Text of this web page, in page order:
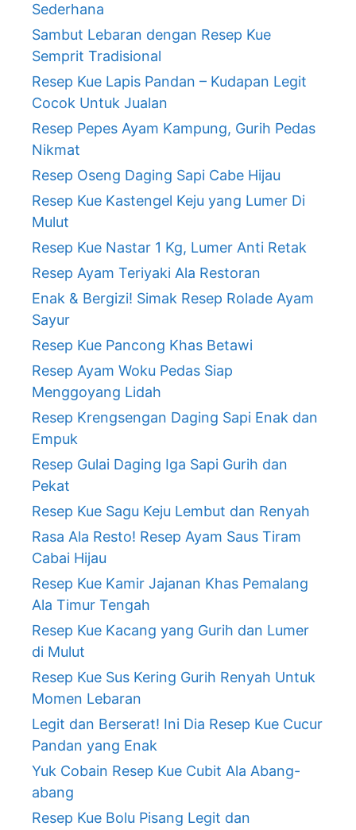
Sederhana
Sambut Lebaran dengan Resep Kue
Semprit Tradisional
Resep Kue Lapis Pandan – Kudapan Legit
Cocok Untuk Jualan
Resep Pepes Ayam Kampung, Gurih Pedas
Nikmat
Resep Oseng Daging Sapi Cabe Hijau
Resep Kue Kastengel Keju yang Lumer Di
Mulut
Resep Kue Nastar 1 Kg, Lumer Anti Retak
Resep Ayam Teriyaki Ala Restoran
Enak & Bergizi! Simak Resep Rolade Ayam
Sayur
Resep Kue Pancong Khas Betawi
Resep Ayam Woku Pedas Siap
Menggoyang Lidah
Resep Krengsengan Daging Sapi Enak dan
Empuk
Resep Gulai Daging Iga Sapi Gurih dan
Pekat
Resep Kue Sagu Keju Lembut dan Renyah
Rasa Ala Resto! Resep Ayam Saus Tiram
Cabai Hijau
Resep Kue Kamir Jajanan Khas Pemalang
Ala Timur Tengah
Resep Kue Kacang yang Gurih dan Lumer
di Mulut
Resep Kue Sus Kering Gurih Renyah Untuk
Momen Lebaran
Legit dan Berserat! Ini Dia Resep Kue Cucur
Pandan yang Enak
Yuk Cobain Resep Kue Cubit Ala Abang-
abang
Resep Kue Bolu Pisang Legit dan